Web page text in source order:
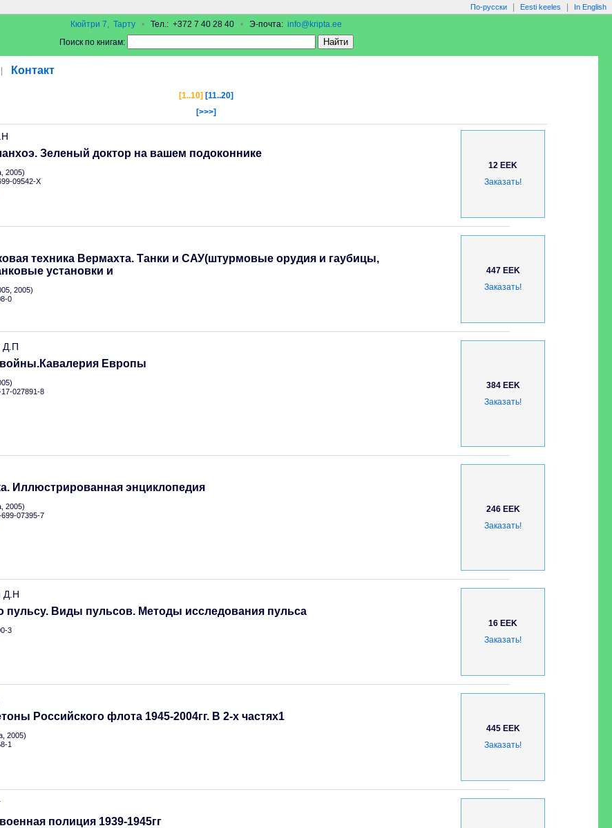
По-русски Eesti keeles In English
Кюйтри 7, Тарту • Тел.: +372 7 40 28 40 • Э-почта: info@kripta.ee
Поиск по книгам:
Контакт
[1..10] [11..20]
[>>>]
Зеленый доктор на вашем подоконнике
2005)
09542-X
12 EEK
Заказать!
техника Вермахта. Танки и САУ(штурмовые орудия и гаубицы,
установки и
2005)
0
447 EEK
Заказать!
Д.П
Европы
027891-8
384 EEK
Заказать!
Иллюстрированная энциклопедия
2005)
07395-7
246 EEK
Заказать!
Д.Н
пульсу. Виды пульсов. Методы исследования пульса
3
16 EEK
Заказать!
Российского флота 1945-2004гг. В 2-х частях1
2005)
1
445 EEK
Заказать!
полиция 1939-1945гг